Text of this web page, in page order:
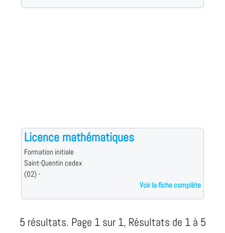
Licence mathématiques
Formation initiale
Saint-Quentin cedex
(02) -
Voir la fiche complète
5 résultats. Page 1 sur 1, Résultats de 1 à 5